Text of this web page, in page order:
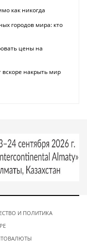
как никогда
городов мира: кто
цены на
накрыть мир
И ПОЛИТИКА